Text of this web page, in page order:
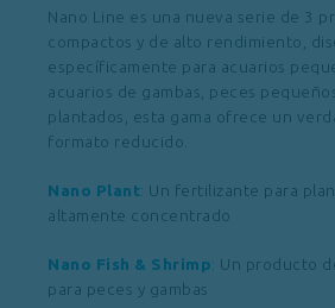
Nano Line es una nueva serie de 3
compactos y de alto rendimiento,
específicamente para acuarios
acuarios de gambas, peces
plantados, esta gama ofrece un
formato reducido.
Nano Plant: Un fertilizante para
altamente concentrado
Nano Fish & Shrimp: Un producto
para peces y gambas